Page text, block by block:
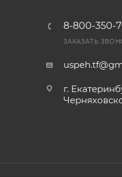
8-800-350-
ЗАКАЗАТЬ
г.